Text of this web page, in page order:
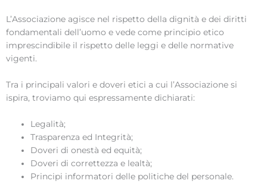
L’Associazione agisce nel rispetto della dignità e dei diritti
fondamentali dell’uomo e vede come principio etico
imprescindibile il rispetto delle leggi e delle normative
vigenti.
Tra i principali valori e doveri etici a cui l’Associazione si
ispira, troviamo qui espressamente dichiarati:
Legalità;
Trasparenza ed Integrità;
Doveri di onestà ed equità;
Doveri di correttezza e lealtà;
Principi informatori delle politiche del personale.